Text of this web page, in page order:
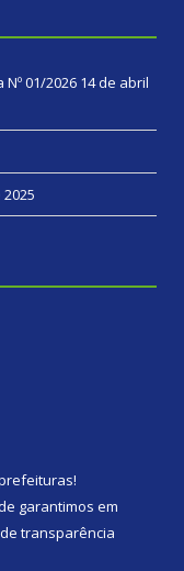
01/2026 14 de abril
!
garantimos em
transparência